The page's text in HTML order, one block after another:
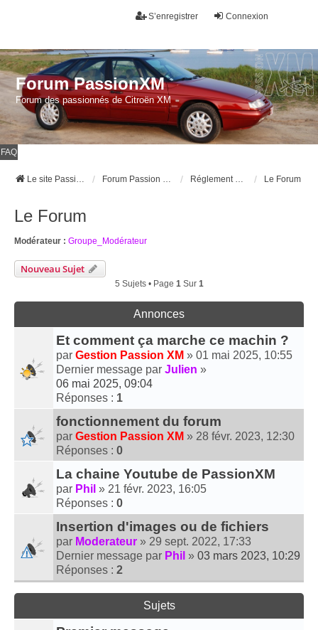
Connexion
S’enregistrer
Forum PassionXM
Forum des passionnés de Citroën XM
FAQ
Le site Passion XM Forum Passion XM Réglement du forum et du Club. Le Forum
Le Forum
Modérateur : Groupe_Modérateur
Nouveau Sujet
5 Sujets • Page 1Sur 1
Annonces
Et comment ça marche ce machin ?
par Gestion Passion XM » 01 mai 2025, 10:55
Dernier message par Julien »
06 mai 2025, 09:04
Réponses : 1
fonctionnement du forum
par Gestion Passion XM » 28 févr. 2023, 12:30
Réponses : 0
La chaine Youtube de PassionXM
par Phil » 21 févr. 2023, 16:05
Réponses : 0
Insertion d'images ou de fichiers
par Moderateur » 29 sept. 2022, 17:33
Dernier message par Phil » 03 mars 2023, 10:29
Réponses : 2
Sujets